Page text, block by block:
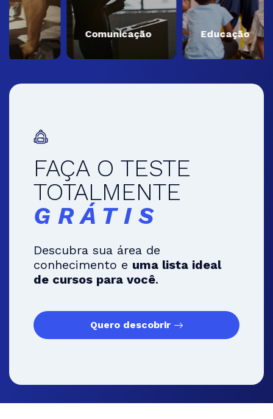
Comunicação Educação
FAÇA O TESTE
TOTALMENTE
GRÁTIS
Descubra sua área de
conhecimento e uma lista ideal
de cursos para você.
Quero descobrir